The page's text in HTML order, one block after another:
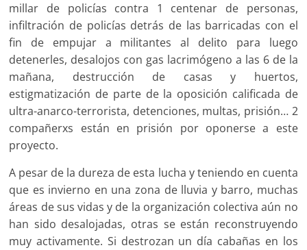
millar de policías contra 1 centenar de personas,
infiltración de policías detrás de las barricadas con el
fin de empujar a militantes al delito para luego
detenerles, desalojos con gas lacrimógeno a las 6 de la
mañana, destrucción de casas y huertos,
estigmatización de parte de la oposición calificada de
ultra-anarco-terrorista, detenciones, multas, prisión… 2
compañerxs están en prisión por oponerse a este
proyecto.
A pesar de la dureza de esta lucha y teniendo en cuenta
que es invierno en una zona de lluvia y barro, muchas
áreas de sus vidas y de la organización colectiva aún no
han sido desalojadas, otras se están reconstruyendo
muy activamente. Si destrozan un día cabañas en los